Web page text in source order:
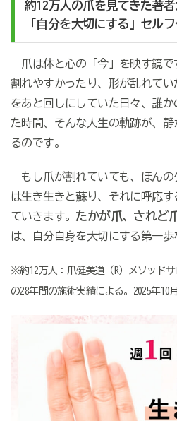
約12万人の爪を見てきた著者
「自分を大切にする」セル
爪は体と心の「今」を映す鏡で
割れやすかったり、形が乱れて
をあと回しにしていた日々、誰
た時間、そんな人生の軌跡が、
るのです。
もし爪が割れていても、ほんの
は生き生きと蘇り、それに呼応
ていきます。 たかが爪、されど
は、自分自身を大切にする第一歩
※約12万人：爪健美道（R）メソッド
の28年間の施術実績による。2025年10